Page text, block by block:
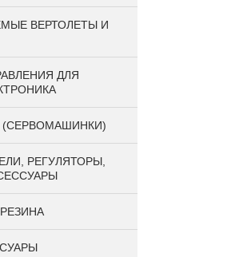
ВЕРТОЛЕТЫ И
ДЛЯ
РЕГУЛЯТОРЫ,